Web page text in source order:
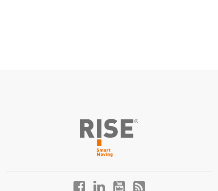
FacebookLinkedInYouTubeBlog